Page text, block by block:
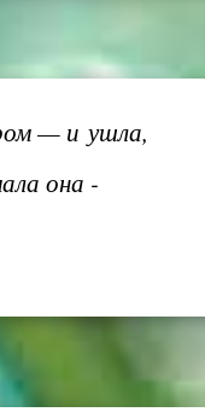
— и ушла,
она -